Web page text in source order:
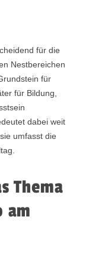
für die
Nestbereichen
für
für Bildung,
dabei weit
umfasst die
Thema
am